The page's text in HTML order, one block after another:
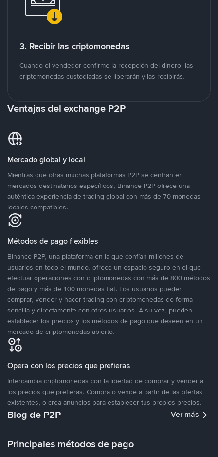
3. Recibir las criptomonedas
Cuando el vendedor confirme la recepción del dinero, las
criptomonedas custodiadas se liberarán y las recibirás.
Ventajas del exchange P2P
Mercado global y local
Mientras que otras muchas plataformas P2P se centran en
mercados destinatarios específicos, Binance P2P ofrece una
auténtica experiencia de trading global con más de 70 monedas
locales compatibles.
Métodos de pago flexibles
Binance P2P, una plataforma en la que confían millones de
usuarios en todo el mundo, ofrece un espacio seguro en el que
efectuar operaciones con criptomonedas con más de 800 métodos
de pago y más de 100 monedas fiat. Los usuarios pueden
comprar, vender y hacer trading con criptomonedas de forma
sencilla y directamente con otros usuarios. A su vez, pueden
establecer los precios y los métodos de pago que deseen en un
mercado de criptomonedas abierto.
Opera con los precios que prefieras
Intercambia criptomonedas con la libertad de comprar y vender a
los precios que prefieras. Compra o vende a partir de las ofertas
existentes, o crea anuncios para establecer tus propios precios.
Blog de P2P Ver más
Principales métodos de pago